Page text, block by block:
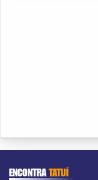
ENCONTRATATUÍ